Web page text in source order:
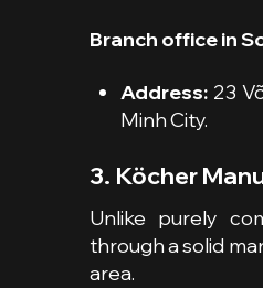
Branch office in
Address:23
Minh City.
3. Köcher
Unlike purely
through a solid
area.